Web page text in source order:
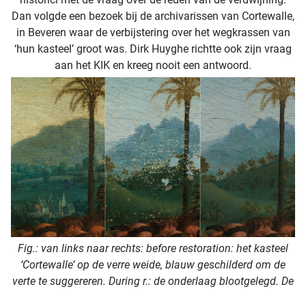
Dan volgde een bezoek bij de archivarissen van Cortewalle,
in Beveren waar de verbijstering over het wegkrassen van
‘hun kasteel’ groot was. Dirk Huyghe richtte ook zijn vraag
aan het KIK en kreeg nooit een antwoord.
Fig.: van links naar rechts: before restoration: het kasteel
‘Cortewalle’ op de verre weide, blauw geschilderd om de
verte te suggereren. During r.: de onderlaag blootgelegd. De